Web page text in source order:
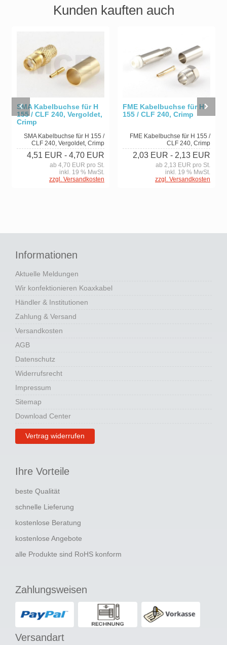
Kunden kauften auch
SMA Kabelbuchse für H
155 / CLF 240, Vergoldet,
Crimp
SMA Kabelbuchse für H 155 /
CLF 240, Vergoldet, Crimp
4,51 EUR - 4,70 EUR
ab 4,70 EUR pro St.
inkl. 19 % MwSt.
zzgl. Versandkosten
FME Kabelbuchse für H
155 / CLF 240, Crimp
FME Kabelbuchse für H 155 /
CLF 240, Crimp
2,03 EUR - 2,13 EUR
ab 2,13 EUR pro St.
inkl. 19 % MwSt.
zzgl. Versandkosten
Informationen
Aktuelle Meldungen
Wir konfektionieren Koaxkabel
Händler & Institutionen
Zahlung & Versand
Versandkosten
AGB
Datenschutz
Widerrufsrecht
Impressum
Sitemap
Download Center
Vertrag widerrufen
Ihre Vorteile
beste Qualität
schnelle Lieferung
kostenlose Beratung
kostenlose Angebote
alle Produkte sind RoHS konform
Zahlungsweisen
Versandart